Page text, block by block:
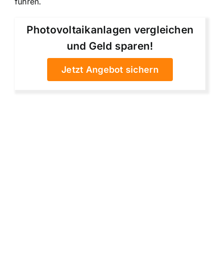
Photovoltaikanlagen vergleichen
und Geld sparen!
Jetzt Angebot sichern